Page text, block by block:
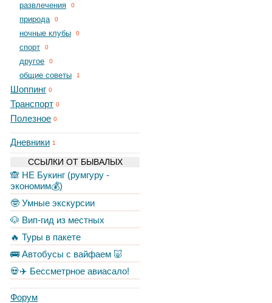
развлечения 0
природа 0
ночные клубы 0
спорт 0
другое 0
общие советы 1
Шоппинг 0
Транспорт 0
Полезное 0
Дневники 1
ССЫЛКИ ОТ БЫВАЛЫХ
🙈 НЕ Букинг (румгуру -
экономим💰)
🤓 Умные экскурсии
🐶 Вип-гид из местных
🔥 Туры в пакете
🚌 Автобусы с вайфаем 🐷
💀✈️ Бессметрное авиасало!
Форум